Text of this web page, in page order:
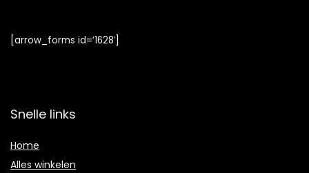
[arrow_forms id=’1628′]
Snelle links
Home
Alles winkelen